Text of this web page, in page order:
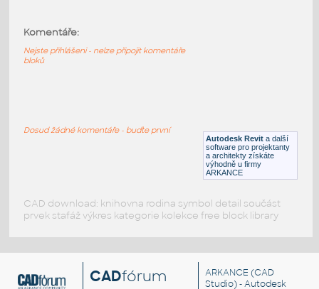
Terasová vpusť svislá (základní/vyhřívaná)
DN 125
Autodesk Revit a další
software pro projektanty
a architekty získáte
výhodně u firmy
ARKANCE
Komentáře:
Nejste přihlášeni - nelze připojit komentáře
bloků
Dosud žádné komentáře - buďte první
CAD download: knihovna rodina symbol detail součást
prvek stafáž výkres kategorie kolekce free block library
CADfórum ARKANCE (CAD
Studio) - Autodesk